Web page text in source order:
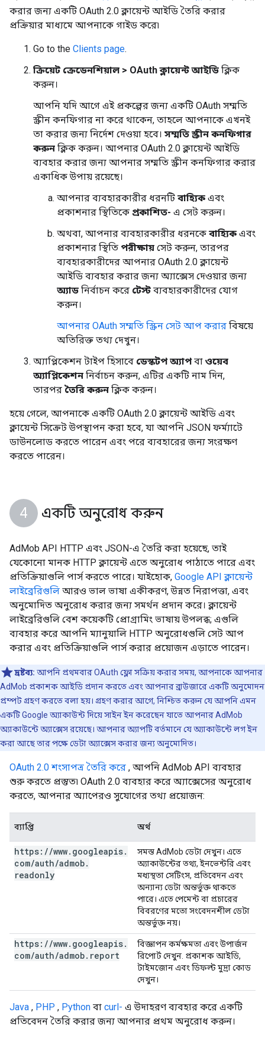
করার জন্য একটি OAuth 2.0 ক্লায়েন্ট আইডি তৈরি করার
প্রক্রিয়ার মাধ্যমে আপনাকে গাইড করে৷
Go to the Clients page.
ক্রিয়েট ক্রেডেনশিয়াল > OAuth ক্লায়েন্ট আইডি ক্লিক
করুন।
আপনি যদি আগে এই প্রকল্পের জন্য একটি OAuth সম্মতি
স্ক্রীন কনফিগার না করে থাকেন, তাহলে আপনাকে এখনই
তা করার জন্য নির্দেশ দেওয়া হবে। সম্মতি স্ক্রীন কনফিগার
করুন ক্লিক করুন। আপনার OAuth 2.0 ক্লায়েন্ট আইডি
ব্যবহার করার জন্য আপনার সম্মতি স্ক্রীন কনফিগার করার
একাধিক উপায় রয়েছে।
আপনার ব্যবহারকারীর ধরনটি বাহ্যিক এবং
প্রকাশনার স্থিতিকে প্রকাশিত- এ সেট করুন।
অথবা, আপনার ব্যবহারকারীর ধরনকে বাহ্যিক এবং
প্রকাশনার স্থিতি পরীক্ষায় সেট করুন, তারপর
ব্যবহারকারীদের আপনার OAuth 2.0 ক্লায়েন্ট
আইডি ব্যবহার করার জন্য অ্যাক্সেস দেওয়ার জন্য
অ্যাড নির্বাচন করে টেস্ট ব্যবহারকারীদের যোগ
করুন।
আপনার OAuth সম্মতি স্ক্রিন সেট আপ করার বিষয়ে
অতিরিক্ত তথ্য দেখুন।
অ্যাপ্লিকেশন টাইপ হিসাবে ডেস্কটপ অ্যাপবা ওয়েব
অ্যাপ্লিকেশন নির্বাচন করুন, এটির একটি নাম দিন,
তারপর তৈরি করুন ক্লিক করুন।
হয়ে গেলে, আপনাকে একটি OAuth 2.0 ক্লায়েন্ট আইডি এবং
ক্লায়েন্ট সিক্রেট উপস্থাপন করা হবে, যা আপনি JSON ফর্ম্যাটে
ডাউনলোড করতে পারেন এবং পরে ব্যবহারের জন্য সংরক্ষণ
করতে পারেন।
একটি অনুরোধ করুন
AdMob API HTTP এবং JSON-এ তৈরি করা হয়েছে, তাই
যেকোনো মানক HTTP ক্লায়েন্ট এতে অনুরোধ পাঠাতে পারে এবং
প্রতিক্রিয়াগুলি পার্স করতে পারে। যাইহোক, Google API ক্লায়েন্ট
লাইব্রেরিগুলি আরও ভাল ভাষা একীকরণ, উন্নত নিরাপত্তা, এবং
অনুমোদিত অনুরোধ করার জন্য সমর্থন প্রদান করে। ক্লায়েন্ট
লাইব্রেরিগুলি বেশ কয়েকটি প্রোগ্রামিং ভাষায় উপলব্ধ; এগুলি
ব্যবহার করে আপনি ম্যানুয়ালি HTTP অনুরোধগুলি সেট আপ
করার এবং প্রতিক্রিয়াগুলি পার্স করার প্রয়োজন এড়াতে পারেন।
দ্রষ্টব্য: আপনি প্রথমবার OAuth ফ্লো সক্রিয় করার সময়, আপনাকে আপনার
AdMob প্রকাশক আইডি প্রদান করতে এবং আপনার ব্রাউজারে একটি অনুমোদন
প্রম্পট গ্রহণ করতে বলা হয়। গ্রহণ করার আগে, নিশ্চিত করুন যে আপনি এমন
একটি Google অ্যাকাউন্ট দিয়ে সাইন ইন করেছেন যাতে আপনার AdMob
অ্যাকাউন্টে অ্যাক্সেস রয়েছে। আপনার অ্যাপটি বর্তমানে যে অ্যাকাউন্টে লগ ইন
করা আছে তার পক্ষে ডেটা অ্যাক্সেস করার জন্য অনুমোদিত।
OAuth 2.0 শংসাপত্র তৈরি করে , আপনি AdMob API ব্যবহার
শুরু করতে প্রস্তুত৷ OAuth 2.0 ব্যবহার করে অ্যাক্সেসের অনুরোধ
করতে, আপনার অ্যাপেরও সুযোগের তথ্য প্রয়োজন:
ব্যাপ্তি অর্থ
https: //www. googleapis.
com/auth/admob.
readonly
সমস্ত AdMob ডেটা দেখুন। এতে
অ্যাকাউন্টের তথ্য, ইনভেন্টরি এবং
মধ্যস্থতা সেটিংস, প্রতিবেদন এবং
অন্যান্য ডেটা অন্তর্ভুক্ত থাকতে
পারে। এতে পেমেন্ট বা প্রচারের
বিবরণের মতো সংবেদনশীল ডেটা
অন্তর্ভুক্ত নয়।
https: //www. googleapis.
com/auth/admob. report
বিজ্ঞাপন কর্মক্ষমতা এবং উপার্জন
রিপোর্ট দেখুন. প্রকাশক আইডি,
টাইমজোন এবং ডিফল্ট মুদ্রা কোড
দেখুন।
Java , PHP , Python বা curl- এ উদাহরণ ব্যবহার করে একটি
প্রতিবেদন তৈরি করার জন্য আপনার প্রথম অনুরোধ করুন।